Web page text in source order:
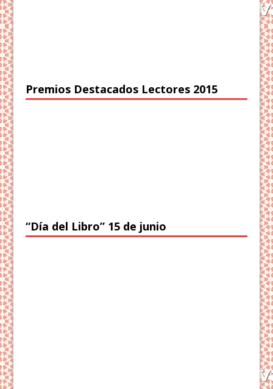
Premios Destacados Lectores 2015
“Día del Libro” 15 de junio